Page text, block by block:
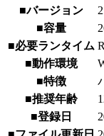
■バージョン
■容量
■必要ランタイム
■動作環境
■特徴
■推奨年齢
■登録日